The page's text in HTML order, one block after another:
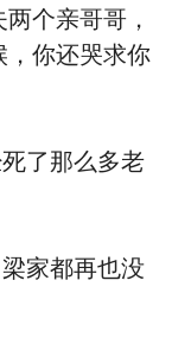
个亲哥哥，
，你还哭求你
了那么多老
家都再也没